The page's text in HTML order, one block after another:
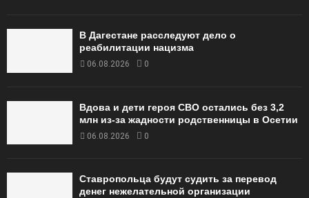
В Дагестане расследуют дело о
реабилитации нацизма
06.08.2026 0
Вдова и дети героя СВО остались без 3,2
млн из-за жадности родственницы в Осетии
06.08.2026 0
Ставропольца будут судить за перевод
денег нежелательной организации